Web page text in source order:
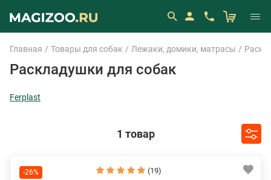
Главная Товары для собак Лежаки, домики, матрасы
Раскладушки для собак
Ferplast
1 товар
-26% (19)